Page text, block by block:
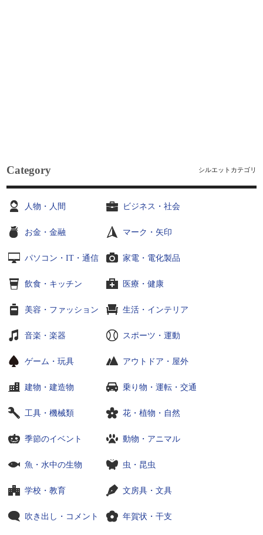
Category シルエットカテゴリ
人物・人間 ビジネス・社会
お金・金融 マーク・矢印
パソコン・IT・通信 家電・電化製品
飲食・キッチン 医療・健康
美容・ファッション 生活・インテリア
音楽・楽器 スポーツ・運動
ゲーム・玩具 アウトドア・屋外
建物・建造物 乗り物・運転・交通
工具・機械類 花・植物・自然
季節のイベント 動物・アニマル
魚・水中の生物 虫・昆虫
学校・教育 文房具・文具
吹き出し・コメント 年賀状・干支